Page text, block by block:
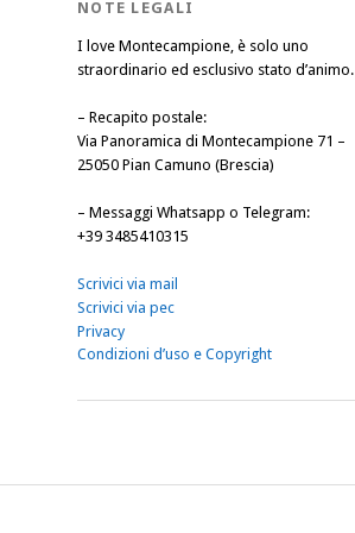
NOTE LEGALI
I love Montecampione, è solo uno
straordinario ed esclusivo stato d’animo.
– Recapito postale:
Via Panoramica di Montecampione 71 –
25050 Pian Camuno (Brescia)
– Messaggi Whatsapp o Telegram:
+39 3485410315
Scrivici via mail
Scrivici via pec
Privacy
Condizioni d’uso e Copyright